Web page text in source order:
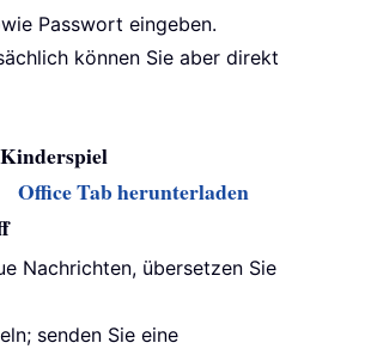
Passwort eingeben.
können Sie aber direkt
Office Tab herunterladen
Nachrichten, übersetzen Sie
senden Sie eine